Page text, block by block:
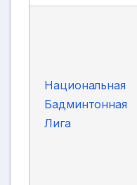
Национальная
Бадминтонная
Лига